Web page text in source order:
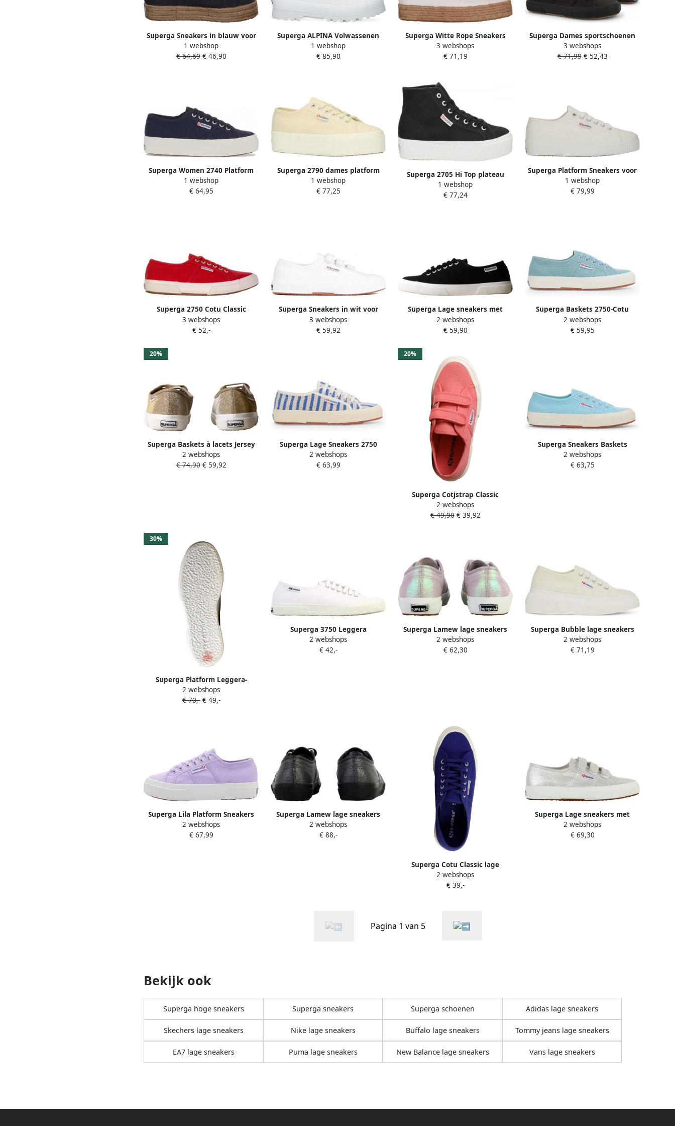
Superga Sneakers in blauw voor
Dames grootte: 37
1 webshop
€ 64,69€ 46,90
Superga ALPINA Volwassenen
Half-hoge schoenen Kleur: Wit
beige
1 webshop
€ 85,90
Superga Witte Rope Sneakers
Lente Zomer 2024 White Dames
3 webshops
€ 71,19
Superga Dames sportschoenen
2750 Cotu Classique Zwart
Dames
3 webshops
€ 71,99€ 52,43
Superga Women 2740 Platform
Navy Favorio
1 webshop
€ 64,95
Superga 2790 dames platform
sneaker Beige
1 webshop
€ 77,25
Superga 2705 Hi Top plateau
sneakers zwart
1 webshop
€ 77,24
Superga Platform Sneakers voor
modebewuste vrouwen White
Dames
1 webshop
€ 79,99
Superga 2750 Cotu Classic
Sportschoenen rood
3 webshops
€ 52,-
Superga Sneakers in wit voor
grootte: 41
3 webshops
€ 59,92
Superga Lage sneakers met
veters 3750 Leggera
2 webshops
€ 59,90
Superga Baskets 2750-Cotu
Classic
2 webshops
€ 59,95
20%
Superga Baskets à lacets Jersey
Lame Leggera
2 webshops
€ 74,90€ 59,92
Superga Lage Sneakers 2750
COTTON STRIPES
2 webshops
€ 63,99
20%
Superga Cotjstrap Classic
sneakers met klittenband voor
kinderen
2 webshops
€ 49,90€ 39,92
Superga Sneakers Baskets
classique 2750-Cotu
2 webshops
€ 63,75
30%
Superga Platform Leggera-
sneakers met veters
2 webshops
€ 70,-€ 49,-
Superga 3750 Leggera
Veterschoenen Laag Sneakers
2 webshops
€ 42,-
Superga Lamew lage sneakers
met veters
2 webshops
€ 62,30
Superga Bubble lage sneakers
met veters
2 webshops
€ 71,19
Superga Lila Platform Sneakers
Lente Zomer 2024 Purple Dames
2 webshops
€ 67,99
Superga Lamew lage sneakers
met veters
2 webshops
€ 88,-
Superga Cotu Classic lage
sneakers met veters
2 webshops
€ 39,-
Superga Lage sneakers met
klittenbandriempjes van Lame
2 webshops
€ 69,30
Pagina 1 van 5
Bekijk ook
Superga hoge sneakers Superga sneakers Superga schoenen Adidas lage sneakers
Skechers lage sneakers Nike lage sneakers Buffalo lage sneakers Tommy jeans lage sneakers
EA7 lage sneakers Puma lage sneakers New Balance lage sneakers Vans lage sneakers